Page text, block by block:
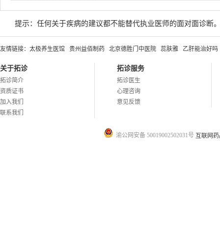
提示：任何关于疾病的建议都不能替代执业医师的面对面诊断
友情链接： 太极养生医馆 贵州益佰制药 北京德胜门中医院 蕊肤雅 乙肝能治好吗
关于拓诊
拓诊简介
资质证书
加入我们
联系我们
拓诊服务
拓诊医生
心理咨询
意见反馈
渝公网安备 50019002502031号 互联网